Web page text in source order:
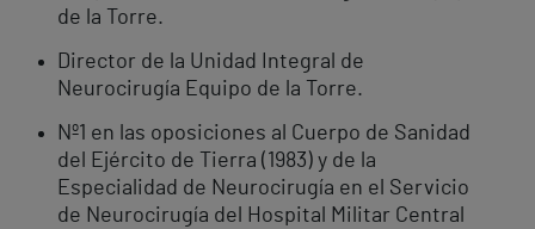
de la Torre.
Director de la Unidad Integral de
Neurocirugía Equipo de la Torre.
Nº1 en las oposiciones al Cuerpo de Sanidad
del Ejército de Tierra (1983) y de la
Especialidad de Neurocirugía en el Servicio
de Neurocirugía del Hospital Militar Central